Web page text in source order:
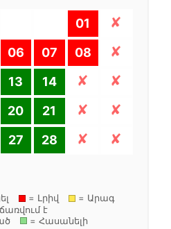
01
06
07
08
13
14
20
21
27 28
= Լրիվ
= Արագ
է
= Հասանելի